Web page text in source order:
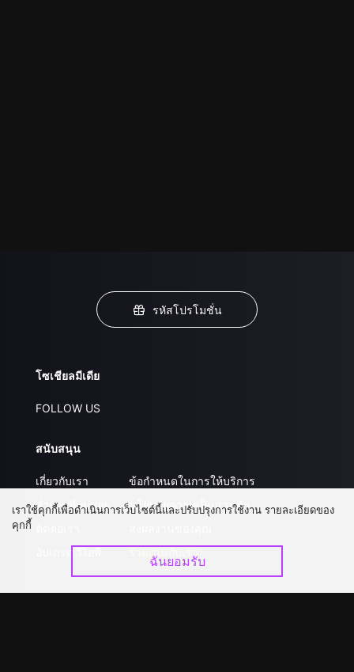
รหัสโปรโมชั่น
โซเชียลมีเดีย
FOLLOW US
สนับสนุน
เกี่ยวกับเรา
คำถามที่พบบ่อย
ข้อกำหนดในการให้บริการ
นโยบายความเป็นส่วนตัว
เราใช้คุกกี้เพื่อดำเนินการเว็บไซต์นี้และปรับปรุงการใช้งาน รายละเอียดของ
คุกกี้
ฉันยอมรับ